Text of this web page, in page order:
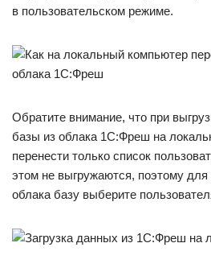
в пользовательском режиме.
Обратите внимание, что при
базы из облака 1С:Фреш на
перенести только список
этом не выгружаются, поэтому для
облака базу выберите